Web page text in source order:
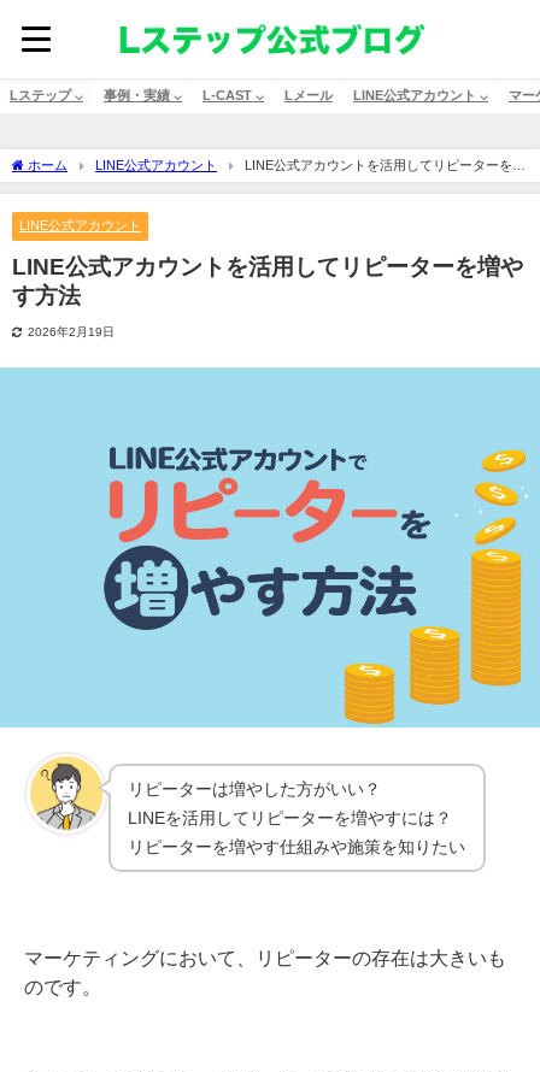
Lステップ ⌵ 事例・実績 ⌵ L-CAST ⌵ Lメール LINE公式アカウント ⌵ マー
ホーム LINE公式アカウント
LINE公式アカウントを活用してリピーターを増
やす方法
LINE公式アカウント
LINE公式アカウントを活用してリピーターを増や
す方法
2026年2月19日
リピーターは増やした方がいい？
LINEを活用してリピーターを増やすには？
リピーターを増やす仕組みや施策を知りたい
マーケティングにおいて、リピーターの存在は大きいも
のです。